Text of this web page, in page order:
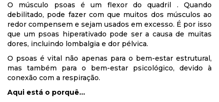
O músculo psoas é um flexor do quadril . Quando
debilitado, pode fazer com que muitos dos músculos ao
redor compensem e sejam usados em excesso. É por isso
que um psoas hiperativado pode ser a causa de muitas
dores, incluindo lombalgia e dor pélvica.
O psoas é vital não apenas para o bem-estar estrutural,
mas também para o bem-estar psicológico, devido à
conexão com a respiração.
Aqui está o porquê…